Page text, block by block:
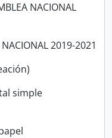
NACIONAL
2019-2021
simple